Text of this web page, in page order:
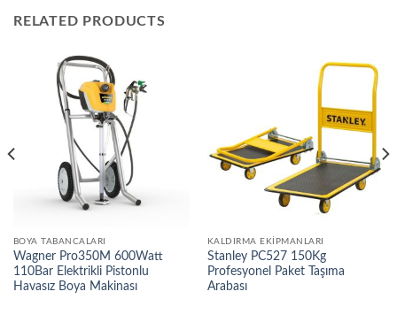
RELATED PRODUCTS
BOYA TABANCALARI
Wagner Pro350M 600Watt
110Bar Elektrikli Pistonlu
Havasız Boya Makinası
KALDIRMA EKIPMANLARI
Stanley PC527 150Kg
Profesyonel Paket Taşıma
Arabası